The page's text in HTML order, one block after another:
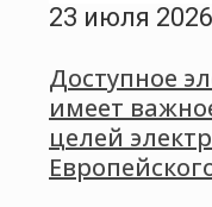
23 июля
Доступное
имеет
целей